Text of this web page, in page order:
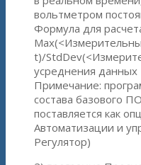
вольтметром
Формула для
t)/
усреднения данных
Примечание:
состава базового
поставляется как
Автоматизации и
Регулятор)